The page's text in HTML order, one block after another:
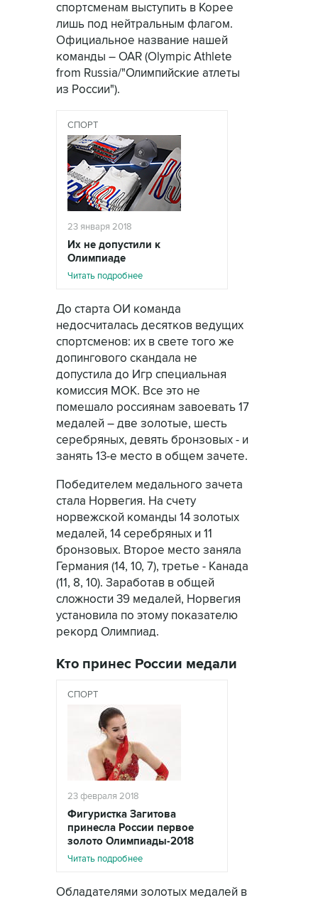
спортсменам выступить в Корее
лишь под нейтральным флагом.
Официальное название нашей
команды – OAR (Olympic Athlete
from Russia/"Олимпийские атлеты
из России").
СПОРТ
23 января 2018
Их не допустили к
Олимпиаде
Читать подробнее
До старта ОИ команда
недосчиталась десятков ведущих
спортсменов: их в свете того же
допингового скандала не
допустила до Игр специальная
комиссия МОК. Все это не
помешало россиянам завоевать 17
медалей – две золотые, шесть
серебряных, девять бронзовых - и
занять 13-е место в общем зачете.
Победителем медального зачета
стала Норвегия. На счету
норвежской команды 14 золотых
медалей, 14 серебряных и 11
бронзовых. Второе место заняла
Германия (14, 10, 7), третье - Канада
(11, 8, 10). Заработав в общей
сложности 39 медалей, Норвегия
установила по этому показателю
рекорд Олимпиад.
Кто принес России медали
СПОРТ
23 февраля 2018
Фигуристка Загитова
принесла России первое
золото Олимпиады-2018
Читать подробнее
Обладателями золотых медалей в